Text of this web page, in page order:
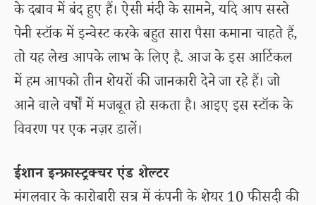
के दबाव में बंद हुए हैं। ऐसी मंदी के सामने, यदि आप सस्ते
पेनी स्टॉक में इन्वेस्ट करके बहुत सारा पैसा कमाना चाहते हैं,
तो यह लेख आपके लाभ के लिए है. आज के इस आर्टिकल
में हम आपको तीन शेयरों की जानकारी देने जा रहे हैं। जो
आने वाले वर्षों में मजबूत हो सकता है। आइए इस स्टॉक के
विवरण पर एक नज़र डालें।
ईशान इन्फ्रास्ट्रक्चर एंड शेल्टर
मंगलवार के कारोबारी सत्र में कंपनी के शेयर 10 फीसदी की